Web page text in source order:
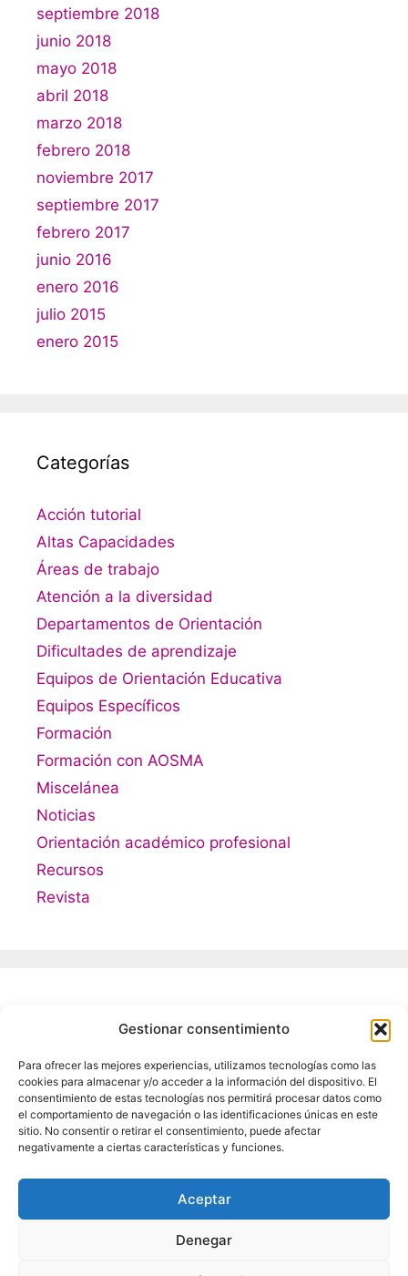
Gestionar consentimiento
Para ofrecer las mejores experiencias, utilizamos tecnologías como las
cookies para almacenar y/o acceder a la información del dispositivo. El
consentimiento de estas tecnologías nos permitirá procesar datos como
el comportamiento de navegación o las identificaciones únicas en este
sitio. No consentir o retirar el consentimiento, puede afectar
negativamente a ciertas características y funciones.
Aceptar
Denegar
septiembre 2018
junio 2018
mayo 2018
abril 2018
marzo 2018
febrero 2018
noviembre 2017
septiembre 2017
febrero 2017
junio 2016
enero 2016
julio 2015
enero 2015
Categorías
Acción tutorial
Altas Capacidades
Áreas de trabajo
Atención a la diversidad
Departamentos de Orientación
Dificultades de aprendizaje
Equipos de Orientación Educativa
Equipos Específicos
Formación
Formación con AOSMA
Miscelánea
Noticias
Orientación académico profesional
Recursos
Revista
Acceder
Feed de entradas
Feed de comentarios
WordPress.org